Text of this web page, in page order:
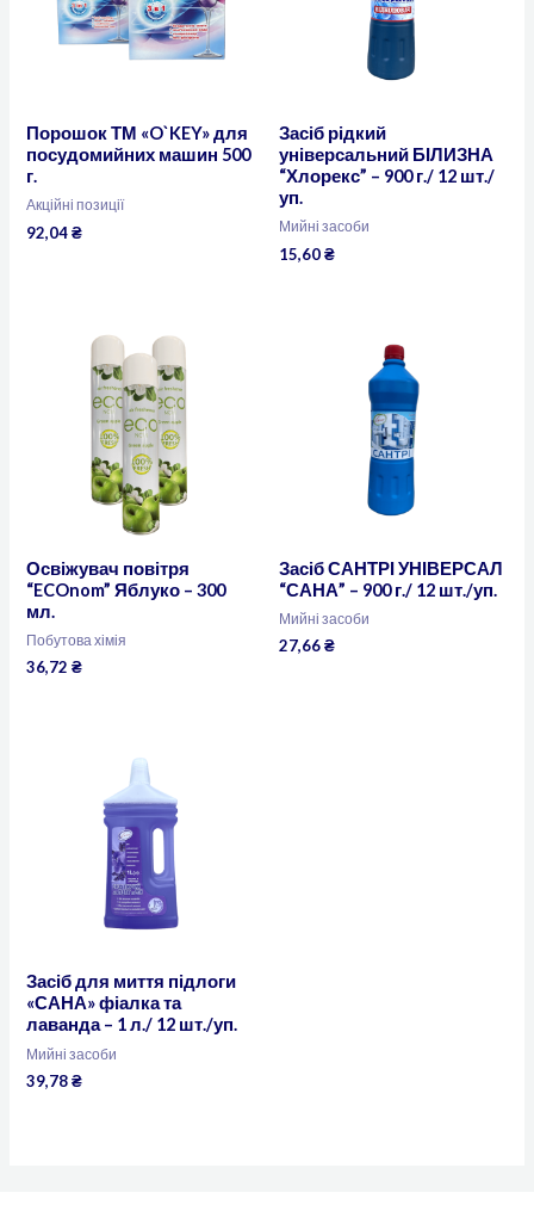
Порошок ТМ «O`KEY» для
посудомийних машин 500
г.
Акційні позиції
92,04₴
Засіб рідкий
універсальний БІЛИЗНА
“Хлорекс” – 900 г./ 12 шт./
уп.
Мийні засоби
15,60₴
Освіжувач повітря
“ECOnom” Яблуко – 300
мл.
Побутова хімія
36,72₴
Засіб САНТРІ УНІВЕРСАЛ
“САНА” – 900 г./ 12 шт./уп.
Мийні засоби
27,66₴
Засіб для миття підлоги
«САНА» фіалка та
лаванда – 1 л./ 12 шт./уп.
Мийні засоби
39,78₴